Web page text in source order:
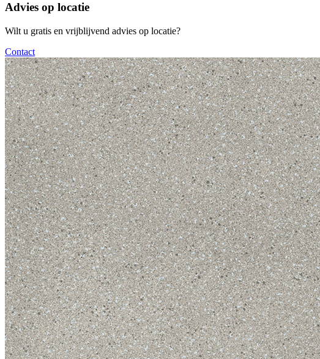
Advies op locatie
Wilt u gratis en vrijblijvend advies op locatie?
Contact